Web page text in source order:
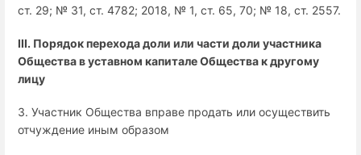
ст. 29; № 31, ст. 4782; 2018, № 1, ст. 65, 70; № 18, ст. 2557.
III. Порядок перехода доли или части доли участника
Общества в уставном капитале Общества к другому
лицу
3. Участник Общества вправе продать или осуществить
отчуждение иным образом